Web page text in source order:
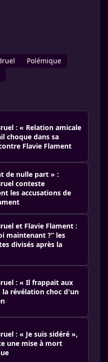
Polémique
: « Relation amicale
choque dans sa
Flavie Flament
de nulle part » :
conteste
les accusations de
et Flavie Flament :
maintenant ?” les
divisés après la
: « Il frappait aux
la révélation choc d'un
: « Je suis sidéré »,
une mise à mort